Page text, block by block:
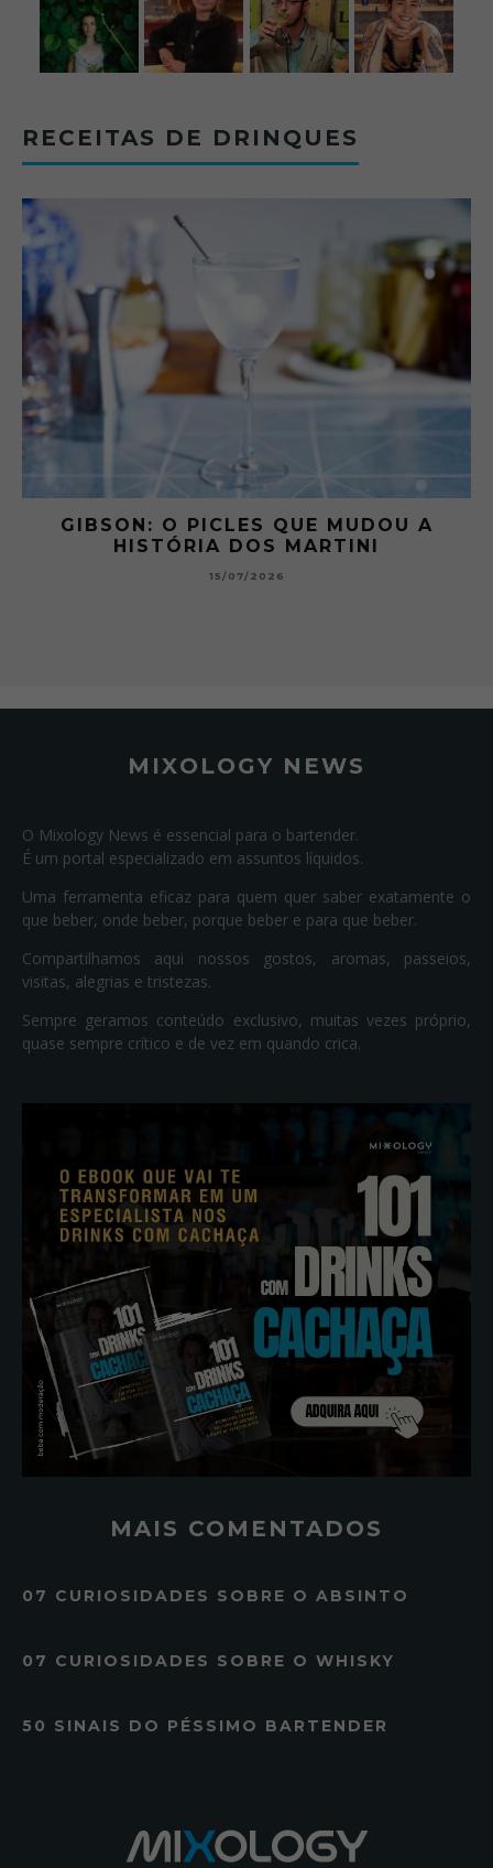
RECEITAS DE DRINQUES
GIBSON: O PICLES QUE MUDOU A
HISTÓRIA DOS MARTINI
15/07/2026
MIXOLOGY NEWS
O Mixology News é essencial para o bartender.
É um portal especializado em assuntos líquidos.
Uma ferramenta eficaz para quem quer saber exatamente o
que beber, onde beber, porque beber e para que beber.
Compartilhamos aqui nossos gostos, aromas, passeios,
visitas, alegrias e tristezas.
Sempre geramos conteúdo exclusivo, muitas vezes próprio,
quase sempre crítico e de vez em quando crica.
MAIS COMENTADOS
07 CURIOSIDADES SOBRE O ABSINTO
07 CURIOSIDADES SOBRE O WHISKY
50 SINAIS DO PÉSSIMO BARTENDER